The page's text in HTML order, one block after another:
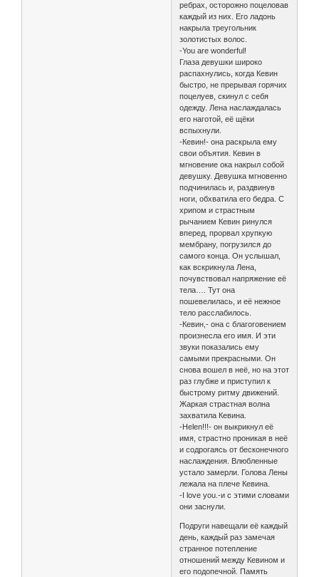
ребрах, осторожно поцеловав
каждый из них. Его ладонь
накрыла треугольник
золотистых волос.
-You are wonderful!
Глаза девушки широко
распахнулись, когда Кевин
быстро, не прерывая горячих
поцелуев, скинул с себя
одежду. Лена наслаждалась
его наготой, её щёки
вспыхнули.
-Кевин!- она раскрыла ему
свои объятия. Кевин в
мгновение ока накрыл собой
девушку. Девушка мгновенно
подчинилась и, раздвинув
ноги, обхватила его бедра. С
хрипом и страстным
рычанием Кевин ринулся
вперед, прорвал хрупкую
мембрану, погрузился до
самого конца. Он услышал,
как вскрикнула Лена,
почувствовал напряжение её
тела…. Тут она
пошевелилась, и её нежное
тело расслабилось.
-Кевин,- она с благоговением
произнесла его имя. И эти
звуки показались ему
самыми прекрасными. Он
снова вошел в неё, но на этот
раз глубже и приступил к
быстрому ритму движений.
Жаркая страстная волна
захватила Кевина.
-Helen!!!- он выкрикнул её
имя, страстно проникая в неё
и содрогаясь от бесконечного
наслаждения. Влюбленные
устало замерли. Голова Лены
лежала на плече Кевина.
-I love you.-и с этими словами
они заснули.
Подруги навещали её каждый
день, каждый раз замечая
странное потепление
отношений между Кевином и
его подопечной. Память